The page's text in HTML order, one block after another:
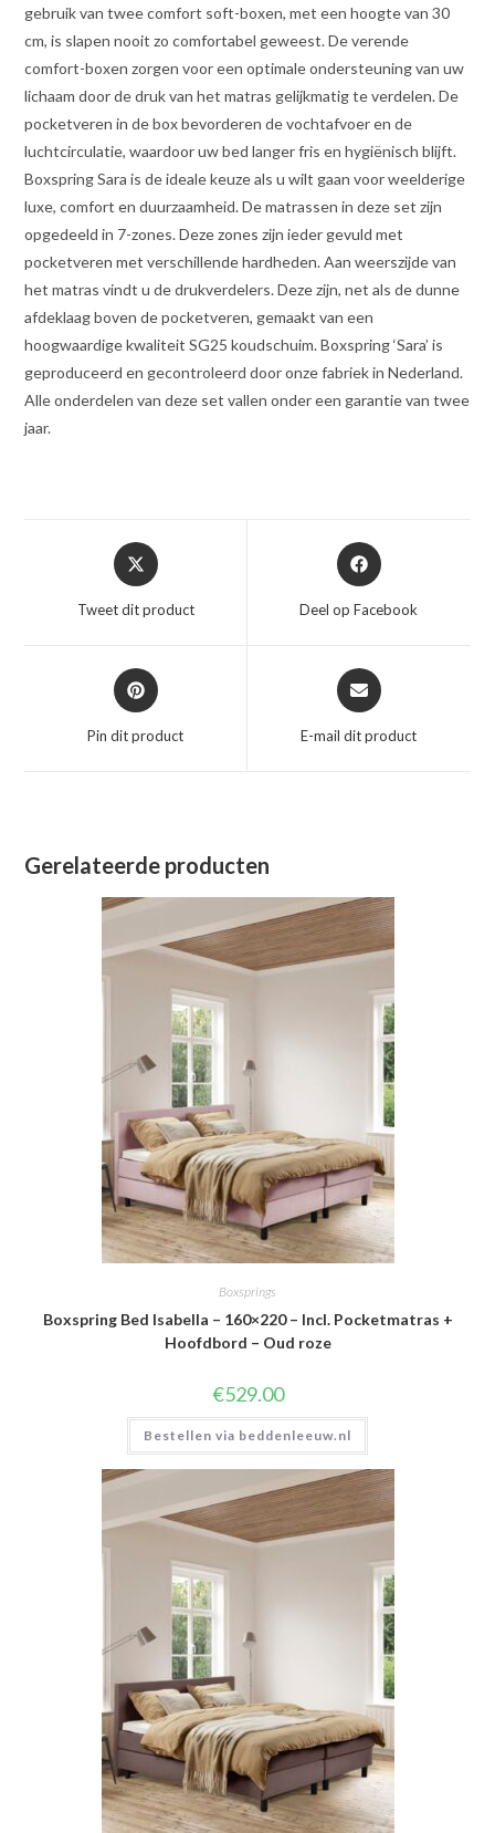
gebruik van twee comfort soft-boxen, met een hoogte van 30
cm, is slapen nooit zo comfortabel geweest. De verende
comfort-boxen zorgen voor een optimale ondersteuning van uw
lichaam door de druk van het matras gelijkmatig te verdelen. De
pocketveren in de box bevorderen de vochtafvoer en de
luchtcirculatie, waardoor uw bed langer fris en hygiënisch blijft.
Boxspring Sara is de ideale keuze als u wilt gaan voor weelderige
luxe, comfort en duurzaamheid. De matrassen in deze set zijn
opgedeeld in 7-zones. Deze zones zijn ieder gevuld met
pocketveren met verschillende hardheden. Aan weerszijde van
het matras vindt u de drukverdelers. Deze zijn, net als de dunne
afdeklaag boven de pocketveren, gemaakt van een
hoogwaardige kwaliteit SG25 koudschuim. Boxspring ‘Sara’ is
geproduceerd en gecontroleerd door onze fabriek in Nederland.
Alle onderdelen van deze set vallen onder een garantie van twee
jaar.
Opent
in
nieuw
Tweet dit product
Opent
in
nieuw
Deel op Facebook
Opent
in
nieuw
Pin dit product
Opent
in
nieuw
E-mail dit product
Gerelateerde producten
Boxsprings
Boxspring Bed Isabella – 160×220 – Incl. Pocketmatras +
Hoofdbord – Oud roze
€529.00
Bestellen via beddenleeuw.nl